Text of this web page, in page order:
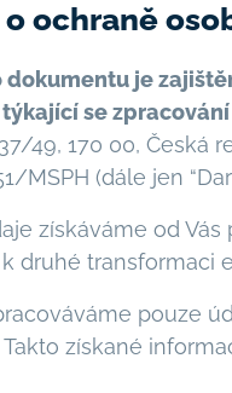
o ochraně
je
týkající se
49, 170 00, Česká
MSPH (dále jen
získáváme od
druhé transformaci
pouze
Takto získané